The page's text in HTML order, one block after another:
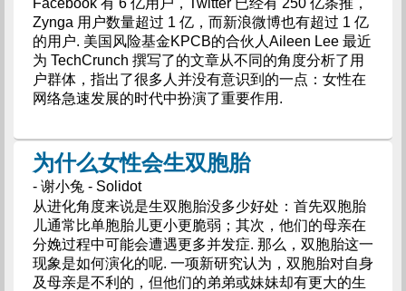
Facebook 有 6 亿用户，Twitter 已经有 250 亿条推，
Zynga 用户数量超过 1 亿，而新浪微博也有超过 1 亿
的用户. 美国风险基金KPCB的合伙人Aileen Lee 最近
为 TechCrunch 撰写了的文章从不同的角度分析了用
户群体，指出了很多人并没有意识到的一点：女性在
网络急速发展的时代中扮演了重要作用.
为什么女性会生双胞胎
- 谢小兔 - Solidot
从进化角度来说是生双胞胎没多少好处：首先双胞胎
儿通常比单胞胎儿更小更脆弱；其次，他们的母亲在
分娩过程中可能会遭遇更多并发症. 那么，双胞胎这一
现象是如何演化的呢. 一项新研究认为，双胞胎对自身
及母亲是不利的，但他们的弟弟或妹妹却有更大的生